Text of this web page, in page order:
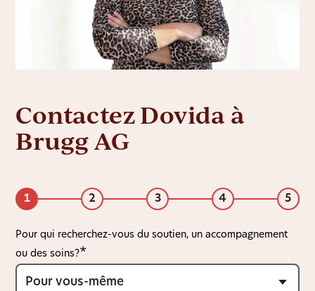
Contactez Dovida à
Brugg AG
1 2 3 4 5
Pour qui recherchez-vous du soutien, un accompagnement
ou des soins?